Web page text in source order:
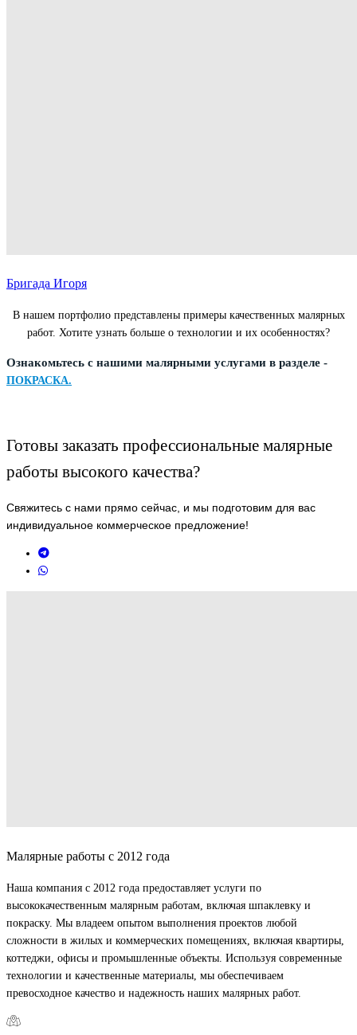
Бригада Игоря
В нашем портфолио представлены примеры качественных малярных
работ. Хотите узнать больше о технологии и их особенностях?
Ознакомьтесь с нашими малярными услугами в разделе -
ПОКРАСКА.
Готовы заказать профессиональные малярные
работы высокого качества?
Свяжитесь с нами прямо сейчас, и мы подготовим для вас
индивидуальное коммерческое предложение!
Малярные работы с 2012 года
Наша компания с 2012 года предоставляет услуги по
высококачественным малярным работам, включая шпаклевку и
покраску. Мы владеем опытом выполнения проектов любой
сложности в жилых и коммерческих помещениях, включая квартиры,
коттеджи, офисы и промышленные объекты. Используя современные
технологии и качественные материалы, мы обеспечиваем
превосходное качество и надежность наших малярных работ.